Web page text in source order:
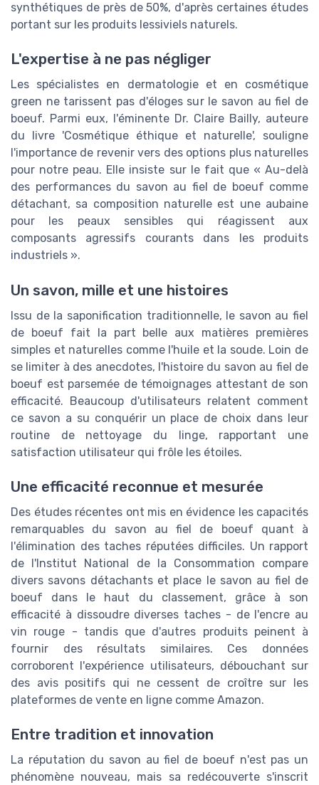
synthétiques de près de 50%, d'après certaines études
portant sur les produits lessiviels naturels.
L'expertise à ne pas négliger
Les spécialistes en dermatologie et en cosmétique
green ne tarissent pas d'éloges sur le savon au fiel de
boeuf. Parmi eux, l'éminente Dr. Claire Bailly, auteure
du livre 'Cosmétique éthique et naturelle', souligne
l'importance de revenir vers des options plus naturelles
pour notre peau. Elle insiste sur le fait que « Au-delà
des performances du savon au fiel de boeuf comme
détachant, sa composition naturelle est une aubaine
pour les peaux sensibles qui réagissent aux
composants agressifs courants dans les produits
industriels ».
Un savon, mille et une histoires
Issu de la saponification traditionnelle, le savon au fiel
de boeuf fait la part belle aux matières premières
simples et naturelles comme l'huile et la soude. Loin de
se limiter à des anecdotes, l'histoire du savon au fiel de
boeuf est parsemée de témoignages attestant de son
efficacité. Beaucoup d'utilisateurs relatent comment
ce savon a su conquérir un place de choix dans leur
routine de nettoyage du linge, rapportant une
satisfaction utilisateur qui frôle les étoiles.
Une efficacité reconnue et mesurée
Des études récentes ont mis en évidence les capacités
remarquables du savon au fiel de boeuf quant à
l'élimination des taches réputées difficiles. Un rapport
de l'Institut National de la Consommation compare
divers savons détachants et place le savon au fiel de
boeuf dans le haut du classement, grâce à son
efficacité à dissoudre diverses taches - de l'encre au
vin rouge - tandis que d'autres produits peinent à
fournir des résultats similaires. Ces données
corroborent l'expérience utilisateurs, débouchant sur
des avis positifs qui ne cessent de croître sur les
plateformes de vente en ligne comme Amazon.
Entre tradition et innovation
La réputation du savon au fiel de boeuf n'est pas un
phénomène nouveau, mais sa redécouverte s'inscrit